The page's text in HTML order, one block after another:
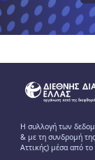
Η συλλογή των
& με τη συνδρομή
Αττικής) μέσα από